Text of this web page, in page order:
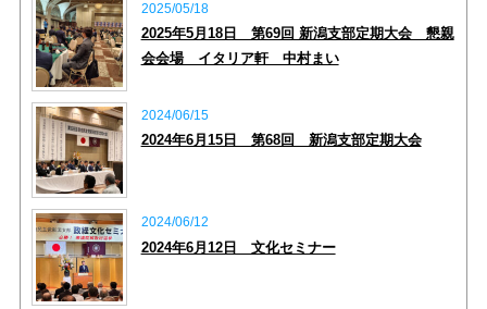
2025/05/18
2025年5月18日 第69回 新潟支部定期大会 懇親
会会場 イタリア軒 中村まい
2024/06/15
2024年6月15日 第68回 新潟支部定期大会
2024/06/12
2024年6月12日 文化セミナー